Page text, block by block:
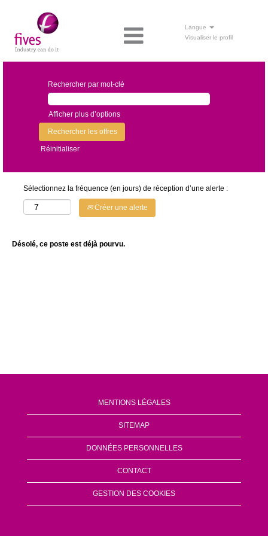
Langue
Visualiser le profil
Rechercher par mot-clé
Afficher plus d’options
Réinitialiser
Sélectionnez la fréquence (en jours) de réception d’une alerte :
Créer une alerte
Désolé, ce poste est déjà pourvu.
MENTIONS LÉGALES
SITEMAP
DONNÉES PERSONNELLES
CONTACT
GESTION DES COOKIES